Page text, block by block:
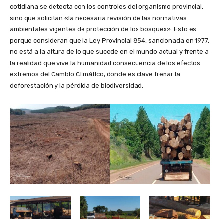
cotidiana se detecta con los controles del organismo provincial,
sino que solicitan «la necesaria revisión de las normativas
ambientales vigentes de protección de los bosques». Esto es
porque consideran que la Ley Provincial 854, sancionada en 1977,
no está a la altura de lo que sucede en el mundo actual y frente a
la realidad que vive la humanidad consecuencia de los efectos
extremos del Cambio Climático, donde es clave frenar la
deforestación y la pérdida de biodiversidad.